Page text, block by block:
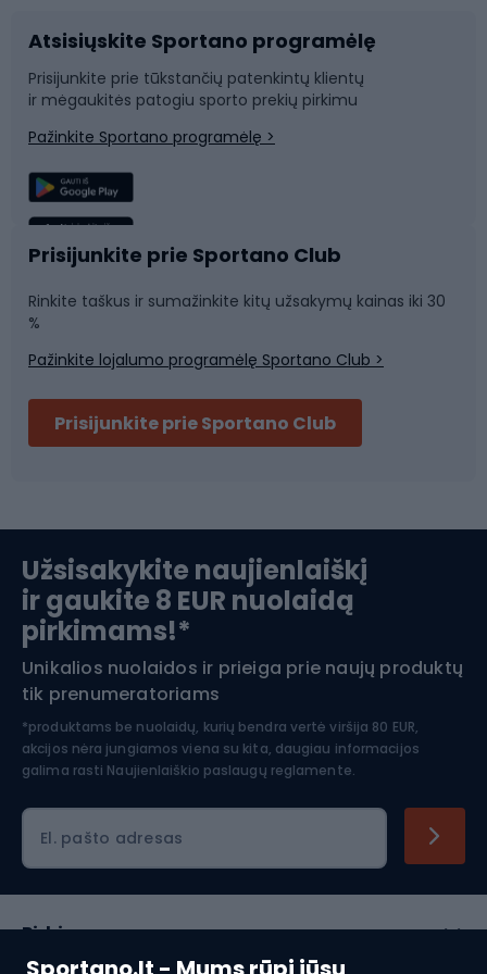
Dviračių dalys
Laipiojimas
Žvejyba
Sportinė medicina
Rogutės ir čiuožynės
Snieglenčių sportas
Plaukimas
Komandinis sportas
Slidinėjimas
Apranga žiemos sportui
Šiaurietiškas ėjimas
Atsisiųskite Sportano programėlę
Prisijunkite prie tūkstančių patenkintų klientų
ir mėgaukitės patogiu sporto prekių pirkimu
Pažinkite Sportano programėlę >
Prisijunkite prie Sportano Club
Rinkite taškus ir sumažinkite kitų užsakymų kainas iki 30
%
Pažinkite lojalumo programėlę Sportano Club >
Prisijunkite prie Sportano Club
Užsisakykite naujienlaiškį
ir gaukite 8 EUR nuolaidą
pirkimams!*
Unikalios nuolaidos ir prieiga prie naujų produktų
tik prenumeratoriams
*produktams be nuolaidų, kurių bendra vertė viršija 80 EUR,
akcijos nėra jungiamos viena su kita, daugiau informacijos
galima rasti Naujienlaiškio paslaugų reglamente.
El. pašto adresas
Pirkimas